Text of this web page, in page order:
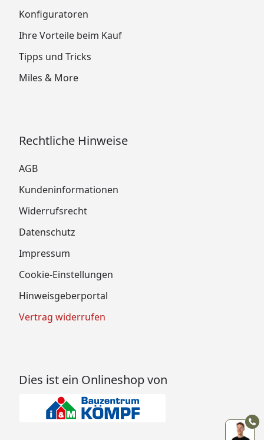
Konfiguratoren
Ihre Vorteile beim Kauf
Tipps und Tricks
Miles & More
Rechtliche Hinweise
AGB
Kundeninformationen
Widerrufsrecht
Datenschutz
Impressum
Cookie-Einstellungen
Hinweisgeberportal
Vertrag widerrufen
Dies ist ein Onlineshop von